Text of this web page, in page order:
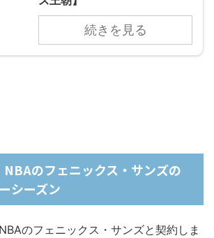
続きを見る
のフェニックス・サンズの
シーズン
のフェニックス・サンズと契約しま